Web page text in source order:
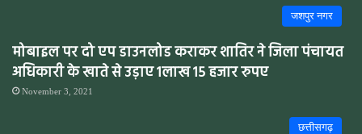
जशपुर नगर
मोबाइल पर दो एप डाउनलोड कराकर शातिर ने जिला पंचायत
अधिकारी के खाते से उड़ाए 1लाख 15 हजार रुपए
November 3, 2021
छत्तीसगढ़